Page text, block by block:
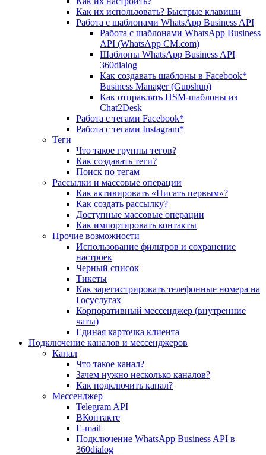
Как их использовать? Быстрые клавиши
Работа с шаблонами WhatsApp Business API
Работа с шаблонами WhatsApp Business
API (WhatsApp CM.com)
Шаблоны WhatsApp Business API
360dialog
Как создавать шаблоны в Facebook*
Business Manager (Gupshup)
Как отправлять HSM-шаблоны из
Chat2Desk
Работа с тегами Facebook*
Работа с тегами Instagram*
Теги
Что такое группы тегов?
Как создавать теги?
Поиск по тегам
Рассылки и массовые операции
Как активировать «Писать первым»?
Как создать рассылку?
Доступные массовые операции
Как импортировать контакты
Прочие возможности
Использование фильтров и сохранение
настроек
Черный список
Тикеты
Как зарегистрировать телефонные номера на
Госуслугах
Корпоративный мессенджер (внутренние
чаты)
Единая карточка клиента
Подключение каналов и мессенджеров
Канал
Что такое канал?
Зачем нужно несколько каналов?
Как подключить канал?
Мессенджер
Telegram API
ВКонтакте
E-mail
Подключение WhatsApp Business API в
360dialog